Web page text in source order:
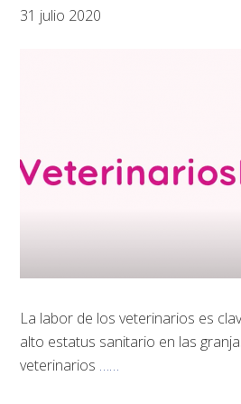
31 julio 2020
La labor de los veterinarios es
alto estatus sanitario en las
veterinarios ……